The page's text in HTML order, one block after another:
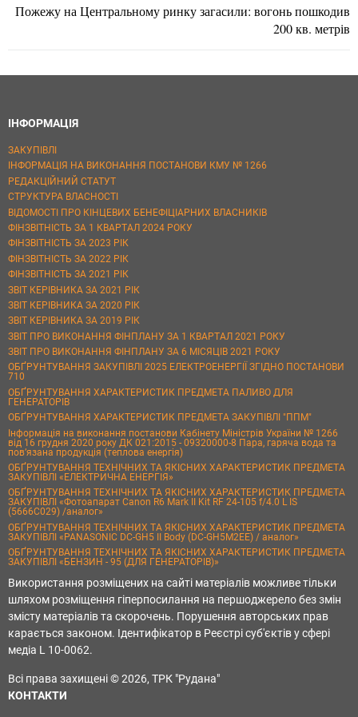
Пожежу на Центральному ринку загасили: вогонь пошкодив
200 кв. метрів
ІНФОРМАЦІЯ
ЗАКУПІВЛІ
ІНФОРМАЦІЯ НА ВИКОНАННЯ ПОСТАНОВИ КМУ № 1266
РЕДАКЦІЙНИЙ СТАТУТ
СТРУКТУРА ВЛАСНОСТІ
ВІДОМОСТІ ПРО КІНЦЕВИХ БЕНЕФІЦІАРНИХ ВЛАСНИКІВ
ФІНЗВІТНІСТЬ ЗА 1 КВАРТАЛ 2024 РОКУ
ФІНЗВІТНІСТЬ ЗА 2023 РІК
ФІНЗВІТНІСТЬ ЗА 2022 РІК
ФІНЗВІТНІСТЬ ЗА 2021 РІК
ЗВІТ КЕРІВНИКА ЗА 2021 РІК
ЗВІТ КЕРІВНИКА ЗА 2020 РІК
ЗВІТ КЕРІВНИКА ЗА 2019 РІК
ЗВІТ ПРО ВИКОНАННЯ ФІНПЛАНУ ЗА 1 КВАРТАЛ 2021 РОКУ
ЗВІТ ПРО ВИКОНАННЯ ФІНПЛАНУ ЗА 6 МІСЯЦІВ 2021 РОКУ
ОБҐРУНТУВАННЯ ЗАКУПІВЛІ 2025 ЕЛЕКТРОЕНЕРГІЇ ЗГІДНО ПОСТАНОВИ
710
ОБҐРУНТУВАННЯ ХАРАКТЕРИСТИК ПРЕДМЕТА ПАЛИВО ДЛЯ
ГЕНЕРАТОРІВ
ОБҐРУНТУВАННЯ ХАРАКТЕРИСТИК ПРЕДМЕТА ЗАКУПІВЛІ "ППМ"
Інформація на виконання постанови Кабінету Міністрів України № 1266
від 16 грудня 2020 року ДК 021:2015 - 09320000-8 Пара, гаряча вода та
пов’язана продукція (теплова енергія)
ОБҐРУНТУВАННЯ ТЕХНІЧНИХ ТА ЯКІСНИХ ХАРАКТЕРИСТИК ПРЕДМЕТА
ЗАКУПІВЛІ «ЕЛЕКТРИЧНА ЕНЕРГІЯ»
ОБҐРУНТУВАННЯ ТЕХНІЧНИХ ТА ЯКІСНИХ ХАРАКТЕРИСТИК ПРЕДМЕТА
ЗАКУПІВЛІ «Фотоапарат Canon R6 Mark II Kit RF 24-105 f/4.0 L IS
(5666C029) /аналог»
ОБҐРУНТУВАННЯ ТЕХНІЧНИХ ТА ЯКІСНИХ ХАРАКТЕРИСТИК ПРЕДМЕТА
ЗАКУПІВЛІ «PANASONIC DC-GH5 II Body (DC-GH5M2EE) / аналог»
ОБҐРУНТУВАННЯ ТЕХНІЧНИХ ТА ЯКІСНИХ ХАРАКТЕРИСТИК ПРЕДМЕТА
ЗАКУПІВЛІ «БЕНЗИН - 95 (ДЛЯ ГЕНЕРАТОРІВ)»
Використання розміщених на сайті матеріалів можливе тільки
шляхом розміщення гіперпосилання на першоджерело без змін
змісту матеріалів та скорочень. Порушення авторських прав
карається законом. Ідентифікатор в Реєстрі суб'єктів у сфері
медіа L 10-0062.
Всі права захищені © 2026, ТРК "Рудана"
КОНТАКТИ